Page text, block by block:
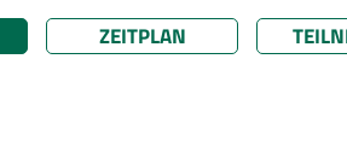
ZEITPLAN